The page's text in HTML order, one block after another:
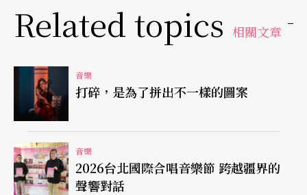
邊低頭忙著演奏，一邊抬頭領導交響樂團，這不但
要對樂曲有充分的了解與準備，與樂團的默契也要
足夠，因此瓦薩里與布達佩斯交響樂團的合作更令
人期待。
這場音樂會一開始將演奏韋伯歌劇《奧伯龍》的序
曲，是一首音畫交響詩；接著瓦薩里將獨奏莫札特
第21號C大調鋼琴協奏曲，上次來台時，瓦薩里曾
Related topics 相關文章
音樂
打碎，是為了拼出不一樣的圖案
音樂
2026台北國際合唱音樂節 跨越疆界的
聲響對話